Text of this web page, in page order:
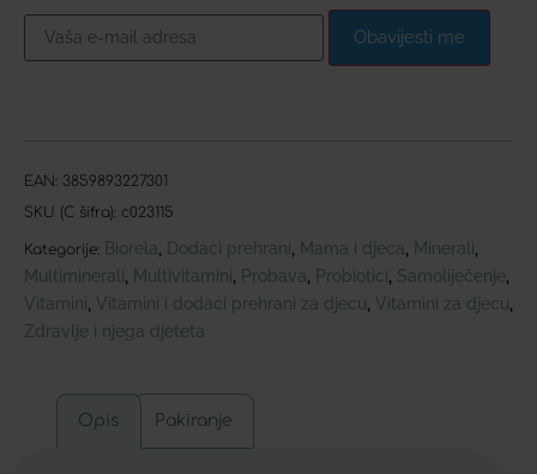
Obavijesti me
EAN: 3859893227301
SKU (C šifra): c023115
Kategorije: Biorela Dodaci prehrani Mama i djeca Minerali
Multiminerali Multivitamini Probava Probiotici Samoliječenje
Vitamini Vitamini i dodaci prehrani za djecu Vitamini za djecu
Zdravlje i njega djeteta
Opis Pakiranje